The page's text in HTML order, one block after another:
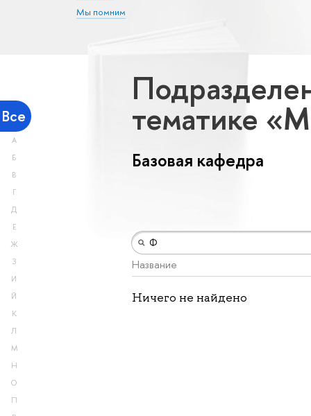
Мы помним
Все
А
Б
В
Г
Д
Е
Ж
З
И
Й
К
Л
М
Н
О
П
тематике
Базовая кафедра
Название
Ничего не найдено